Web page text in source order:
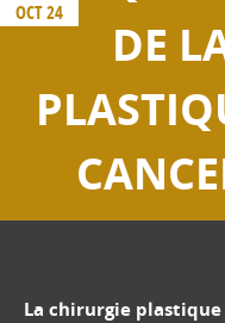
OCT 24
DE
La chirurgie plastique